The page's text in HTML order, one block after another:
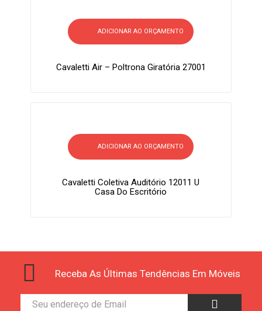
ADICIONAR AO ORÇAMENTO
Cavaletti Air – Poltrona Giratória 27001
ADICIONAR AO ORÇAMENTO
Cavaletti Coletiva Auditório 12011 U
Casa Do Escritório
Receba As Últimas Tendências Em Móveis